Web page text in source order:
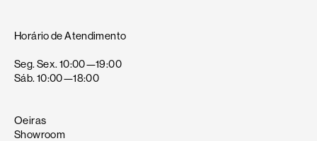
Horário de Atendimento
Seg. Sex. 10:00—19:00
Sáb. 10:00—18:00
Oeiras
Showroom